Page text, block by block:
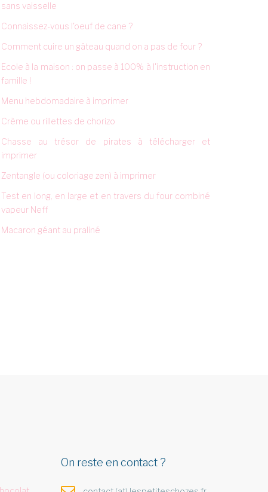
sans vaisselle
Connaissez-vous l'oeuf de cane ?
Comment cuire un gâteau quand on a pas de four ?
Ecole à la maison : on passe à 100% à l'instruction en
famille !
Menu hebdomadaire à imprimer
Crème ou rillettes de chorizo
Chasse au trésor de pirates à télécharger et
imprimer
Zentangle (ou coloriage zen) à imprimer
Test en long, en large et en travers du four combiné
vapeur Neff
Macaron géant au praliné
On reste en contact ?